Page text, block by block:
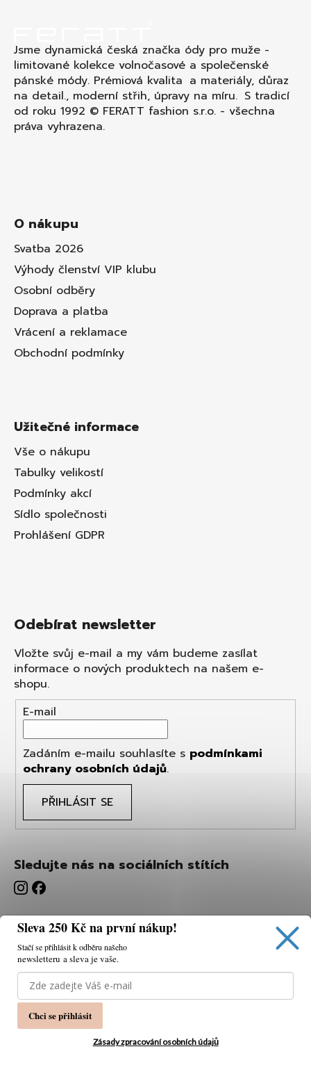
Používáme cookies, abychom vám umožnili pohodlné
prohlížení webu a díky analýze webu neustále zlepšovat
jeho funkce, výkon a použitelnost.
Jsme dynamická česká značka ódy pro muže -
limitované kolekce volnočasové a společenské
pánské módy. Prémiová kvalita a materiály, důraz
na detail., moderní střih, úpravy na míru. S tradicí
od roku 1992 © FERATT fashion s.r.o. - všechna
práva vyhrazena.
O nákupu
Svatba 2026
Výhody členství VIP klubu
Osobní odběry
Doprava a platba
Vrácení a reklamace
Obchodní podmínky
Užitečné informace
Vše o nákupu
Tabulky velikostí
Podmínky akcí
Sídlo společnosti
Prohlášení GDPR
Odebírat newsletter
Vložte svůj e-mail a my vám budeme zasílat
informace o nových produktech na našem e-
shopu.
E-mail
Zadáním e-mailu souhlasíte s podmínkami
ochrany osobních údajů.
PŘIHLÁSIT SE
Sledujte nás na sociálních stítích
Sleva 250 Kč na první nákup!
Stačí se přihlásit k odběru našeho
newsletteru a sleva je vaše.
Chci se přihlásit
Zásady zpracování osobních údajů